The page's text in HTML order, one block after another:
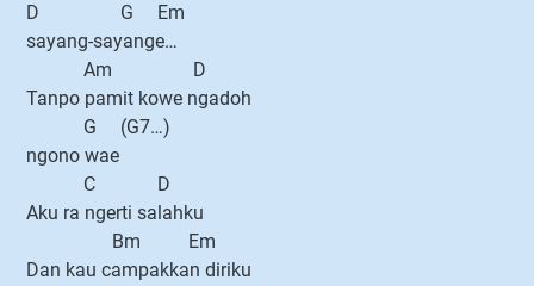
D G Em
sayang-sayange…
Am D
Tanpo pamit kowe ngadoh
G (G7…)
ngono wae
C D
Aku ra ngerti salahku
Bm Em
Dan kau campakkan diriku